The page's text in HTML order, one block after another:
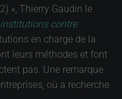
», Thierry Gaudin le
contre
en charge de la
leurs méthodes et font
pas. Une remarque
où a recherche